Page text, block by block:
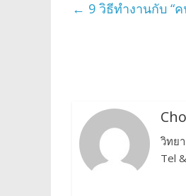
← 9 วิธีทำงานกับ “
วิทย
Tel